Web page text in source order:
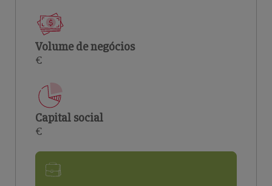
Volume de negócios
€
Capital social
€